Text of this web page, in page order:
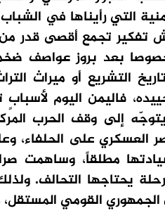
التي رأيناها في
تفكير تجمع أقصى قدر
بعد بروز عواصف
التشريع أو ميراث
فاليمن اليوم
يتوجّه إلى وقف الحرب
العسكري على الحلفاء،
مطلقاً، وساهمت
يحتاجها التحالف.
الجمهوري القومي